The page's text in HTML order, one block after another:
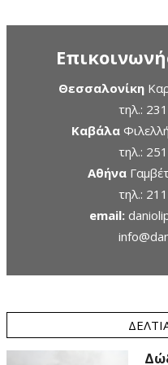
Θεσσαλονίκη
τηλ.:
Καβάλα
τηλ.:
Αθήνα
τηλ.:
email: